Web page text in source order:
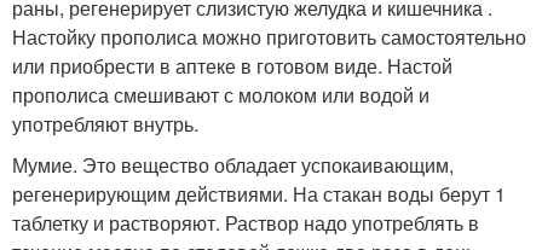
раны, регенерирует слизистую желудка и кишечника .
Настойку прополиса можно приготовить самостоятельно
или приобрести в аптеке в готовом виде. Настой
прополиса смешивают с молоком или водой и
употребляют внутрь.
Мумие. Это вещество обладает успокаивающим,
регенерирующим действиями. На стакан воды берут 1
таблетку и растворяют. Раствор надо употреблять в